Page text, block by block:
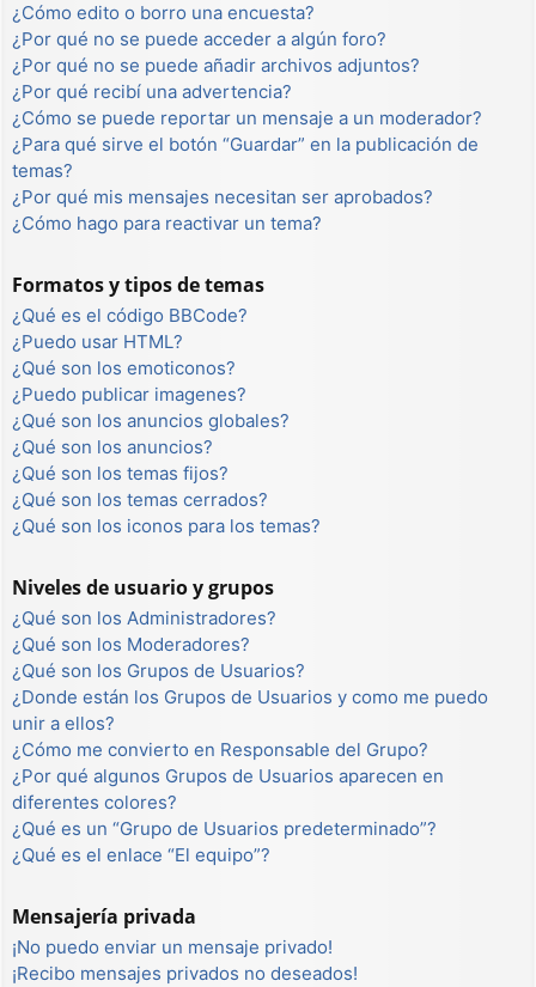
¿Cómo edito o borro una encuesta?
¿Por qué no se puede acceder a algún foro?
¿Por qué no se puede añadir archivos adjuntos?
¿Por qué recibí una advertencia?
¿Cómo se puede reportar un mensaje a un moderador?
¿Para qué sirve el botón “Guardar” en la publicación de
temas?
¿Por qué mis mensajes necesitan ser aprobados?
¿Cómo hago para reactivar un tema?
Formatos y tipos de temas
¿Qué es el código BBCode?
¿Puedo usar HTML?
¿Qué son los emoticonos?
¿Puedo publicar imagenes?
¿Qué son los anuncios globales?
¿Qué son los anuncios?
¿Qué son los temas fijos?
¿Qué son los temas cerrados?
¿Qué son los iconos para los temas?
Niveles de usuario y grupos
¿Qué son los Administradores?
¿Qué son los Moderadores?
¿Qué son los Grupos de Usuarios?
¿Donde están los Grupos de Usuarios y como me puedo
unir a ellos?
¿Cómo me convierto en Responsable del Grupo?
¿Por qué algunos Grupos de Usuarios aparecen en
diferentes colores?
¿Qué es un “Grupo de Usuarios predeterminado”?
¿Qué es el enlace “El equipo”?
Mensajería privada
¡No puedo enviar un mensaje privado!
¡Recibo mensajes privados no deseados!